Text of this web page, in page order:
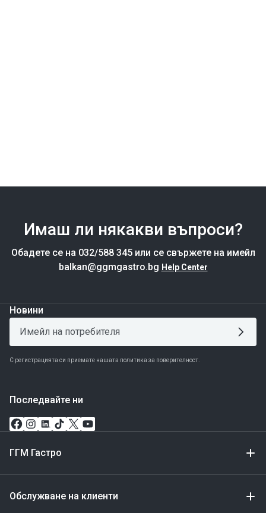
Имаш ли някакви въпроси?
Обадете се на 032/588 345 или се свържете на имейл
balkan@ggmgastro.bg Help Center
Новини
С регистрацията си приемате нашата политика за поверителност.
Последвайте ни
ГГМ Гастро
Обслужване на клиенти